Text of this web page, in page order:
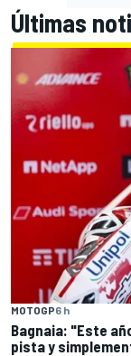
Últimas
MOTOGP6 h
Bagnaia: "Este
pista y